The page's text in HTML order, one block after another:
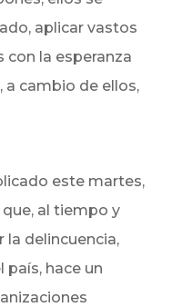
aplicar vastos
la esperanza
a cambio de ellos,
este martes,
al tiempo y
delincuencia,
país, hace un